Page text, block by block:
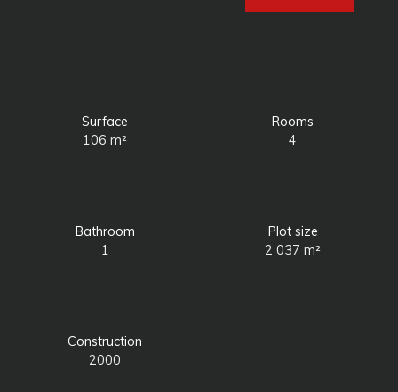
Surface
106m²
Rooms
4
Bathroom
1
Plot size
2 037m²
Construction
2000